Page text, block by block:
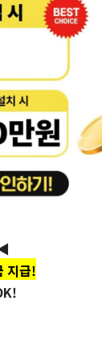
지급!